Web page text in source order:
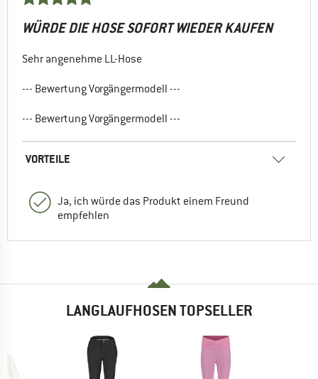
WÜRDE DIE HOSE SOFORT WIEDER KAUFEN
Sehr angenehme LL-Hose
--- Bewertung Vorgängermodell ---
--- Bewertung Vorgängermodell ---
VORTEILE
Ja, ich würde das Produkt einem Freund
empfehlen
LANGLAUFHOSEN TOPSELLER